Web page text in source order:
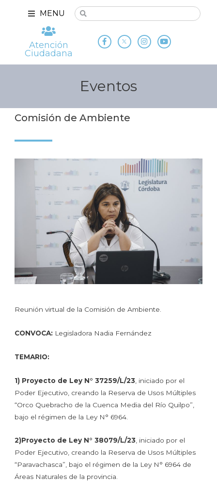
MENU
Atención
Ciudadana
Eventos
Comisión de Ambiente
Reunión virtual de la Comisión de Ambiente.
CONVOCA: Legisladora Nadia Fernández
TEMARIO:
1) Proyecto de Ley N° 37259/L/23 , iniciado por el
Poder Ejecutivo, creando la Reserva de Usos Múltiples
“Orco Quebracho de la Cuenca Media del Río Quilpo”,
bajo el régimen de la Ley N° 6964.
2)Proyecto de Ley N° 38079/L/23, iniciado por el
Poder Ejecutivo, creando la Reserva de Usos Múltiples
“Paravachasca”, bajo el régimen de la Ley N° 6964 de
Áreas Naturales de la provincia.